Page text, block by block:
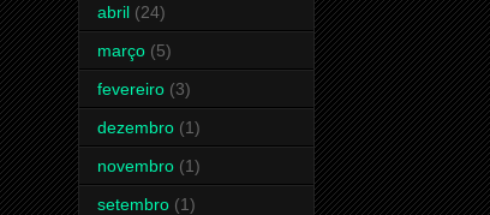
abril (24)
março (5)
fevereiro (3)
dezembro (1)
novembro (1)
setembro (1)